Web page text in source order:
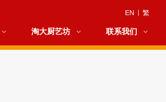
EN 繁
淘大厨艺坊 联系我们